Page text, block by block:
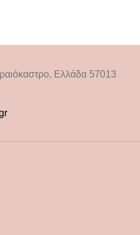
Ελλάδα 57013